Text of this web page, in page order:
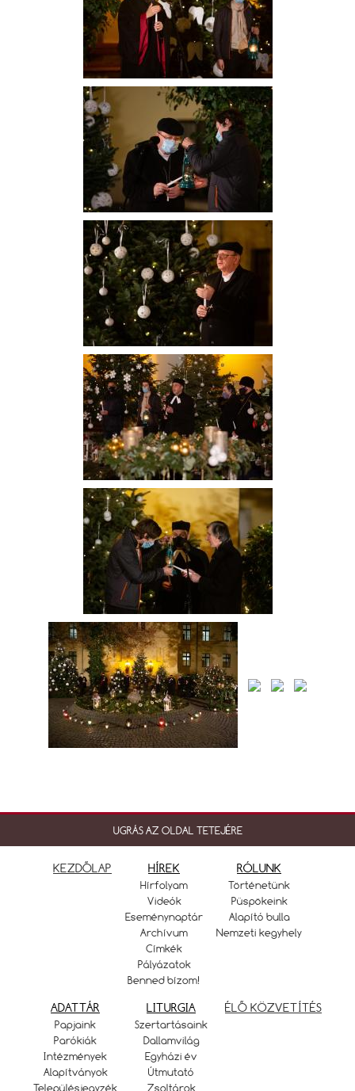
UGRÁS AZ OLDAL TETEJÉRE
KEZDŐLAP HÍREK
Hírfolyam
Videók
Eseménynaptár
Archívum
Címkék
Pályázatok
Benned bízom!
RÓLUNK
Történetünk
Püspökeink
Alapító bulla
Nemzeti kegyhely
ADATTÁR
Papjaink
Parókiák
Intézmények
Alapítványok
Településjegyzék
LITURGIA
Szertartásaink
Dallamvilág
Egyházi év
Útmutató
Zsoltárok
ÉLŐ KÖZVETÍTÉS